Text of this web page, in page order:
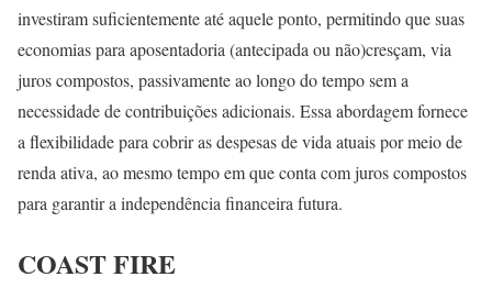
investiram suficientemente até aquele ponto, permitindo que suas
economias para aposentadoria (antecipada ou não)cresçam, via
juros compostos, passivamente ao longo do tempo sem a
necessidade de contribuições adicionais. Essa abordagem fornece
a flexibilidade para cobrir as despesas de vida atuais por meio de
renda ativa, ao mesmo tempo em que conta com juros compostos
para garantir a independência financeira futura.
COAST FIRE